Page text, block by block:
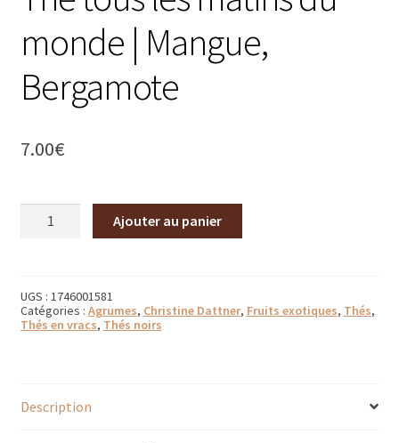
Bougies parfumées Durance
Petites bougies Durance
Bougies parfumées Woodwick
Diffuseurs de parfum
Salle de bain
Savons liquides et recharges
Trousses de toilette
monde | Mangue,
Bergamote
7.00€
matins
du
monde
Ajouter au panier
UGS : 1746001581
Catégories : Agrumes, Christine Dattner, Fruits exotiques, Thés,
Thés en vracs, Thés noirs
Description